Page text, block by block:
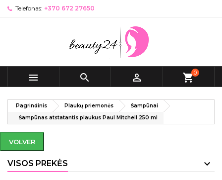
Telefonas: +370 672 27650
   shopping_cart0
Pagrindinis Plaukų priemonės
Šampūnai
Šampūnas atstatantis plaukus Paul Mitchell 250 ml
VOLVER
VISOS PREKĖS